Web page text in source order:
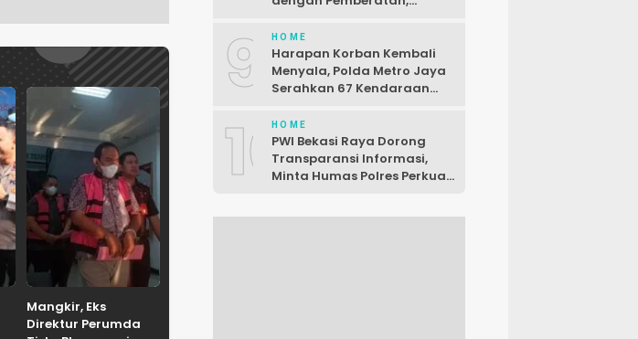
Mangkir, Eks
Direktur Perumda
Karawang
9 HOME
Harapan Korban Kembali
Menyala, Polda Metro Jaya
Serahkan 67 Kendaraan
10HOME
PWI Bekasi Raya Dorong
Transparansi Informasi,
Minta Humas Polres Perkuat